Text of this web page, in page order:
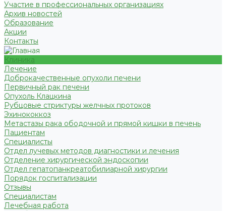
Участие в профессиональных организациях
Архив новостей
Образование
Акции
Контакты
Клиника
Лечение
Доброкачественные опухоли печени
Первичный рак печени
Опухоль Клацкина
Рубцовые стриктуры желчных протоков
Эхинококкоз
Метастазы рака ободочной и прямой кишки в печень
Пациентам
Специалисты
Отдел лучевых методов диагностики и лечения
Отделение хирургической эндоскопии
Отдел гепатопанкреатобилиарной хирургии
Порядок госпитализации
Отзывы
Специалистам
Лечебная работа